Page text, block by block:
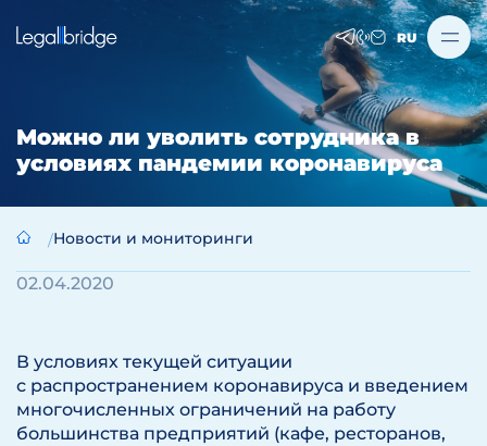
RU
Можно ли уволить сотрудника в
условиях пандемии коронавируса
Новости и мониторинги
02.04.2020
В условиях текущей ситуации
с распространением коронавируса и введением
многочисленных ограничений на работу
большинства предприятий (кафе, ресторанов,